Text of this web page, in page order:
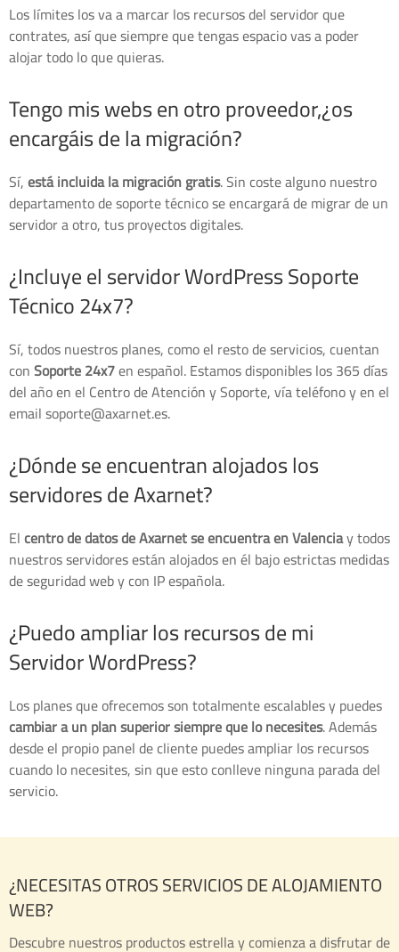
Los límites los va a marcar los recursos del servidor que
contrates, así que siempre que tengas espacio vas a poder
alojar todo lo que quieras.
Tengo mis webs en otro proveedor,¿os
encargáis de la migración?
Sí,está incluida la migración gratis. Sin coste alguno nuestro
departamento de soporte técnico se encargará de migrar de un
servidor a otro, tus proyectos digitales.
¿Incluye el servidor WordPress Soporte
Técnico 24x7?
Sí, todos nuestros planes, como el resto de servicios, cuentan
conSoporte 24x7en español. Estamos disponibles los 365 días
del año en el Centro de Atención y Soporte, vía teléfono y en el
email soporte@axarnet.es.
¿Dónde se encuentran alojados los
servidores de Axarnet?
Elcentro de datos de Axarnet se encuentra en Valenciay todos
nuestros servidores están alojados en él bajo estrictas medidas
de seguridad web y con IP española.
¿Puedo ampliar los recursos de mi
Servidor WordPress?
Los planes que ofrecemos son totalmente escalables y puedes
cambiar a un plan superior siempre que lo necesites. Además
desde el propio panel de cliente puedes ampliar los recursos
cuando lo necesites, sin que esto conlleve ninguna parada del
servicio.
¿NECESITAS OTROS SERVICIOS DE ALOJAMIENTO
WEB?
Descubre nuestros productos estrella y comienza a disfrutar de